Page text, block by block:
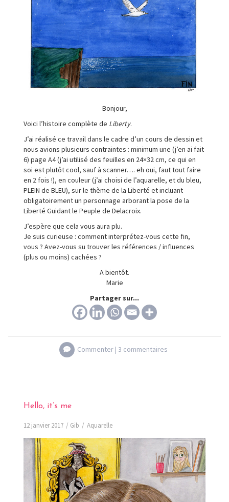
Bonjour,
Voici l’histoire complète de Liberty.
J’ai réalisé ce travail dans le cadre d’un cours de dessin et
nous avions plusieurs contraintes : minimum une (j’en ai fait
6) page A4 (j’ai utilisé des feuilles en 24×32 cm, ce qui en
soi est plutôt cool, sauf à scanner…. eh oui, faut tout faire
en 2 fois !), en couleur (j’ai choisi de l’aquarelle, et du bleu,
PLEIN de BLEU), sur le thème de la Liberté et incluant
obligatoirement un personnage arborant la pose de la
Liberté Guidant le Peuple de Delacroix.
J’espère que cela vous aura plu.
Je suis curieuse : comment interprétez-vous cette fin,
vous ? Avez-vous su trouver les références / influences
(plus ou moins) cachées ?
A bientôt.
Marie
Partager sur...
Commenter | 3 commentaires
Hello, it’s me
12 janvier 2017 Gib Aquarelle